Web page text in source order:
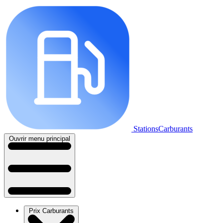
StationsCarburants
Ouvrir menu principal
Prix Carburants